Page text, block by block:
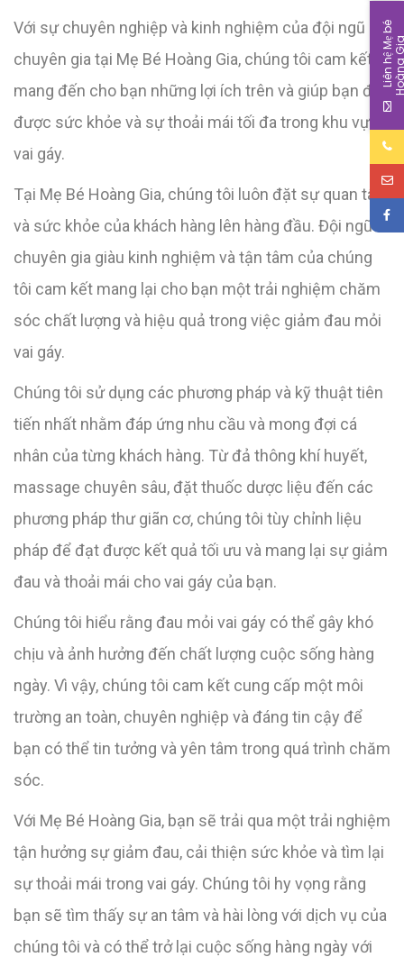
Với sự chuyên nghiệp và kinh nghiệm của đội ngũ
chuyên gia tại Mẹ Bé Hoàng Gia, chúng tôi cam kết
mang đến cho bạn những lợi ích trên và giúp bạn đạt
được sức khỏe và sự thoải mái tối đa trong khu vực
vai gáy.
Tại Mẹ Bé Hoàng Gia, chúng tôi luôn đặt sự quan tâm
và sức khỏe của khách hàng lên hàng đầu. Đội ngũ
chuyên gia giàu kinh nghiệm và tận tâm của chúng
tôi cam kết mang lại cho bạn một trải nghiệm chăm
sóc chất lượng và hiệu quả trong việc giảm đau mỏi
vai gáy.
Chúng tôi sử dụng các phương pháp và kỹ thuật tiên
tiến nhất nhằm đáp ứng nhu cầu và mong đợi cá
nhân của từng khách hàng. Từ đả thông khí huyết,
massage chuyên sâu, đặt thuốc dược liệu đến các
phương pháp thư giãn cơ, chúng tôi tùy chỉnh liệu
pháp để đạt được kết quả tối ưu và mang lại sự giảm
đau và thoải mái cho vai gáy của bạn.
Chúng tôi hiểu rằng đau mỏi vai gáy có thể gây khó
chịu và ảnh hưởng đến chất lượng cuộc sống hàng
ngày. Vì vậy, chúng tôi cam kết cung cấp một môi
trường an toàn, chuyên nghiệp và đáng tin cậy để
bạn có thể tin tưởng và yên tâm trong quá trình chăm
sóc.
Với Mẹ Bé Hoàng Gia, bạn sẽ trải qua một trải nghiệm
tận hưởng sự giảm đau, cải thiện sức khỏe và tìm lại
sự thoải mái trong vai gáy. Chúng tôi hy vọng rằng
bạn sẽ tìm thấy sự an tâm và hài lòng với dịch vụ của
chúng tôi và có thể trở lại cuộc sống hàng ngày với
L
i
ê
n
h
ệ
M
b
é
H
o
à
n
g
G
i